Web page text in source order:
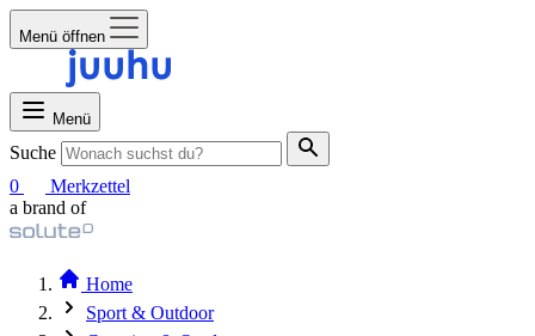
Menü öffnen
Menü
Suche
0
Merkzettel
a brand of
Home
Sport & Outdoor